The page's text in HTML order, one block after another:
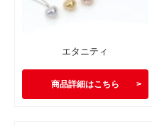
エタニティ
商品詳細はこちら